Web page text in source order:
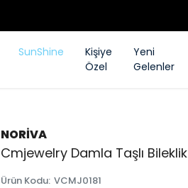
SunShine
Kişiye
Özel
Yeni
Gelenler
NORİVA
Cmjewelry Damla Taşlı Bileklik
Ürün Kodu: VCMJ0181